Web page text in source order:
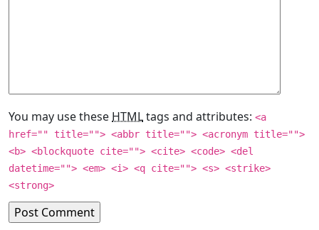
You may use these HTMLtags and attributes: <a
href="" title=""> <abbr title=""> <acronym title="">
<b> <blockquote cite=""> <cite> <code> <del
datetime=""> <em> <i> <q cite=""> <s> <strike>
<strong>